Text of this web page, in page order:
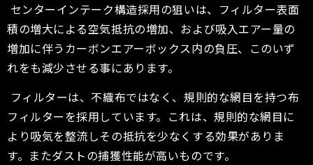
センターインテーク構造採用の狙いは、フィルター表面
積の増大による空気抵抗の増加、および吸入エアー量の
増加に伴うカーボンエアーボックス内の負圧、このいず
れをも減少させる事にあります。
フィルターは、不織布ではなく、規則的な網目を持つ布
フィルターを採用しています。これは、規則的な網目に
より吸気を整流しその抵抗を少なくする効果がありま
す。またダストの捕獲性能が高いものです。